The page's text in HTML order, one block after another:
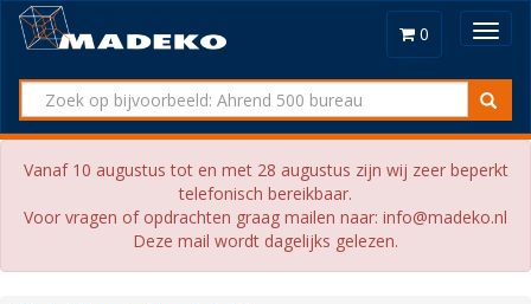
0
Vanaf 10 augustus tot en met 28 augustus zijn wij zeer beperkt
telefonisch bereikbaar.
Voor vragen of opdrachten graag mailen naar: info@madeko.nl
Deze mail wordt dagelijks gelezen.